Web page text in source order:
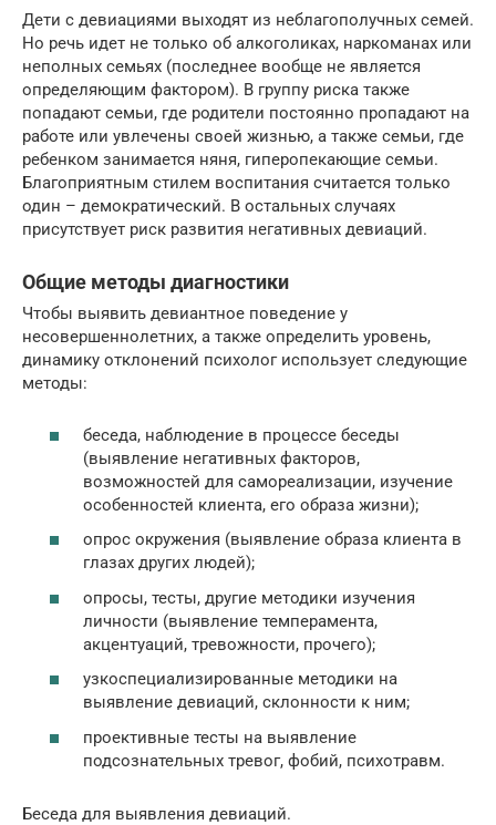
Дети с девиациями выходят из неблагополучных семей.
Но речь идет не только об алкоголиках, наркоманах или
неполных семьях (последнее вообще не является
определяющим фактором). В группу риска также
попадают семьи, где родители постоянно пропадают на
работе или увлечены своей жизнью, а также семьи, где
ребенком занимается няня, гиперопекающие семьи.
Благоприятным стилем воспитания считается только
один – демократический. В остальных случаях
присутствует риск развития негативных девиаций.
Общие методы диагностики
Чтобы выявить девиантное поведение у
несовершеннолетних, а также определить уровень,
динамику отклонений психолог использует следующие
методы:
беседа, наблюдение в процессе беседы
(выявление негативных факторов,
возможностей для самореализации, изучение
особенностей клиента, его образа жизни);
опрос окружения (выявление образа клиента в
глазах других людей);
опросы, тесты, другие методики изучения
личности (выявление темперамента,
акцентуаций, тревожности, прочего);
узкоспециализированные методики на
выявление девиаций, склонности к ним;
проективные тесты на выявление
подсознательных тревог, фобий, психотравм.
Беседа для выявления девиаций.